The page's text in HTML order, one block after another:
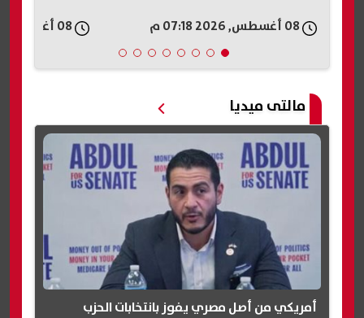
مالتى ميديا
أمريكي من أصل مصري يفوز بانتخابات الحزب